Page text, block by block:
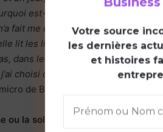
est-ce que mes cheveux ne
fait me questionner, parce
lit les livres qui viennent d’ailleurs.
dans les dessins animés qu’elle
choisi de faire cette aventure
de Brut Afrique.
ou la solution qui révolutionne la
Votre source
les dernières
et histoires